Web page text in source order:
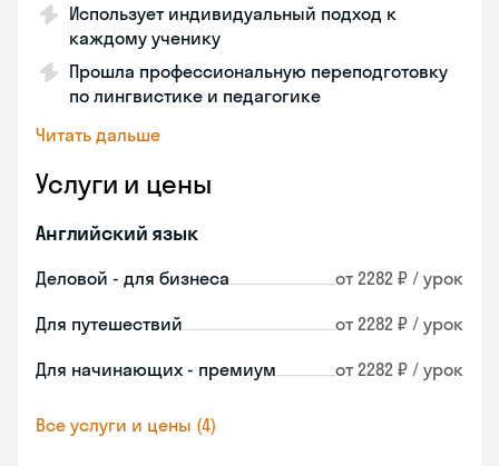
Использует индивидуальный подход к
каждому ученику
Прошла профессиональную переподготовку
по лингвистике и педагогике
Читать дальше
Услуги и цены
Английский язык
Деловой - для бизнеса от 2282 ₽ / урок
Для путешествий от 2282 ₽ / урок
Для начинающих - премиум от 2282 ₽ / урок
Все услуги и цены (4)